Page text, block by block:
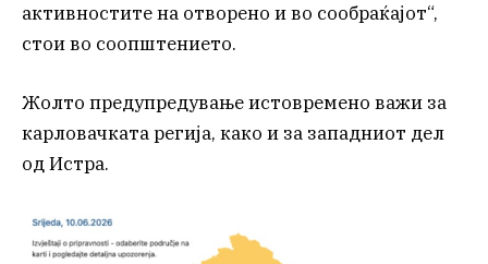
активностите на отворено и во сообраќајот“,
стои во соопштението.
Жолто предупредување истовремено важи за
карловачката регија, како и за западниот дел
од Истра.